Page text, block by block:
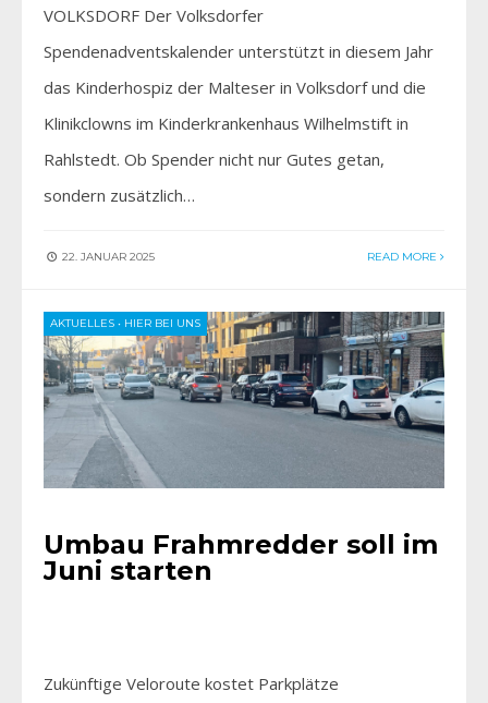
VOLKSDORF Der Volksdorfer
Spendenadventskalender unterstützt in diesem Jahr
das Kinderhospiz der Malteser in Volksdorf und die
Klinikclowns im Kinderkrankenhaus Wilhelmstift in
Rahlstedt. Ob Spender nicht nur Gutes getan,
sondern zusätzlich…
22. JANUAR 2025 READ MORE
AKTUELLES • HIER BEI UNS
Umbau Frahmredder soll im
Juni starten
Zukünftige Veloroute kostet Parkplätze